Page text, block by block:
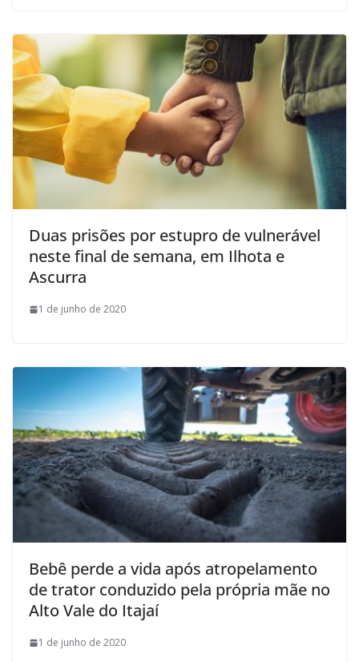
Duas prisões por estupro de vulnerável
neste final de semana, em Ilhota e
Ascurra
1 de junho de 2020
Bebê perde a vida após atropelamento
de trator conduzido pela própria mãe no
Alto Vale do Itajaí
1 de junho de 2020